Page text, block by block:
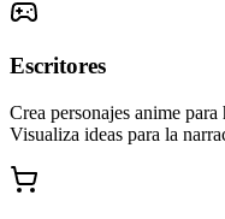
Escritores
Crea personajes anime
Visualiza ideas para la